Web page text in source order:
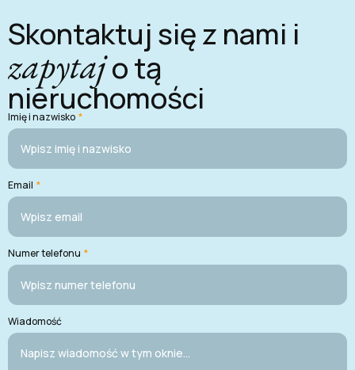
Skontaktuj się z nami i
zapytajo tą
nieruchomości
Imię i nazwisko *
Email *
Numer telefonu *
Wiadomość